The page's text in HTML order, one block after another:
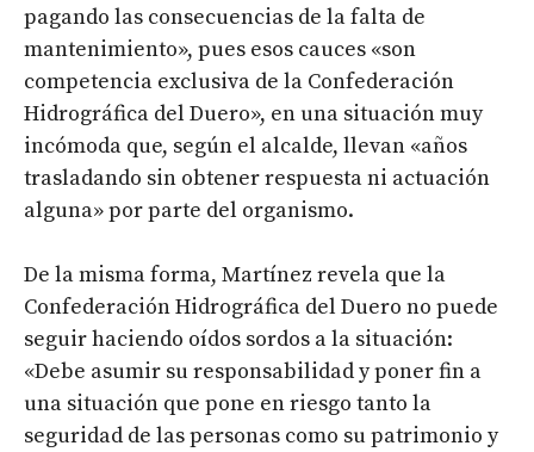
pagando las consecuencias de la falta de
mantenimiento», pues esos cauces «son
competencia exclusiva de la Confederación
Hidrográfica del Duero», en una situación muy
incómoda que, según el alcalde, llevan «años
trasladando sin obtener respuesta ni actuación
alguna» por parte del organismo.
De la misma forma, Martínez revela que la
Confederación Hidrográfica del Duero no puede
seguir haciendo oídos sordos a la situación:
«Debe asumir su responsabilidad y poner fin a
una situación que pone en riesgo tanto la
seguridad de las personas como su patrimonio y